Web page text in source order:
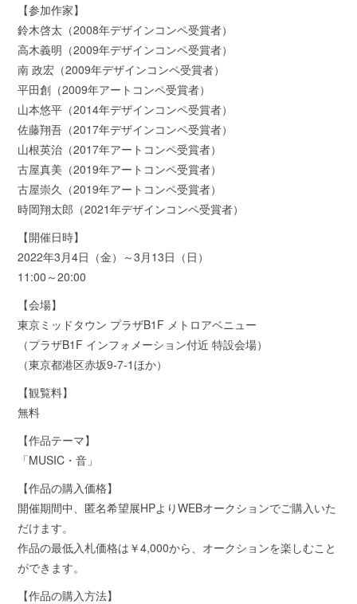
【参加作家】
鈴木啓太（2008年デザインコンペ受賞者）
高木義明（2009年デザインコンペ受賞者）
南 政宏（2009年デザインコンペ受賞者）
平田創（2009年アートコンペ受賞者）
山本悠平（2014年デザインコンペ受賞者）
佐藤翔吾（2017年デザインコンペ受賞者）
山根英治（2017年アートコンペ受賞者）
古屋真美（2019年アートコンペ受賞者）
古屋崇久（2019年アートコンペ受賞者）
時岡翔太郎（2021年デザインコンペ受賞者）
【開催日時】
2022年3月4日（金）～3月13日（日）
11:00～20:00
【会場】
東京ミッドタウン プラザB1F メトロアベニュー
（プラザB1F インフォメーション付近 特設会場）
（東京都港区赤坂9-7-1ほか）
【観覧料】
無料
【作品テーマ】
「MUSIC・音」
【作品の購入価格】
開催期間中、匿名希望展HPよりWEBオークションでご購⼊いた
だけます。
作品の最低⼊札価格は￥4,000から、オークションを楽しむこと
ができます。
【作品の購入方法】